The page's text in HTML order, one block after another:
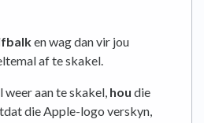
en wag dan vir jou
af te skakel.
aan te skakel, hou die
die Apple-logo verskyn,